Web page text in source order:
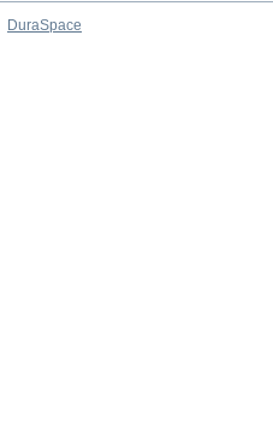
DuraSpace